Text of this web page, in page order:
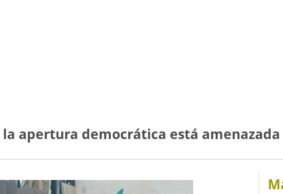
la apertura democrática está amenazada